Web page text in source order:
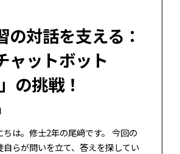
の対話を支える：
ャットボット
の挑戦！
ちは。修士2年の尾﨑です。 今回の
らが問いを立て、答えを探してい